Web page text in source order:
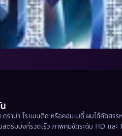
ราม่า โรแมนติก หรือคอมเมดี้ ผมได้คัดสร
ตรีมมิ่งที่รวดเร็ว ภาพคมชัดระดับ HD แล